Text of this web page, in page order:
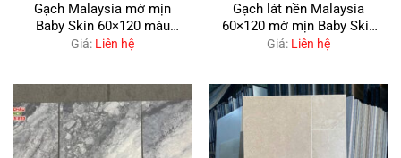
Gạch Malaysia mờ mịn
Baby Skin 60×120 màu
xám kem
Giá: Liên hệ
Gạch lát nền Malaysia
60×120 mờ mịn Baby Skin
kem vân đá
Giá: Liên hệ